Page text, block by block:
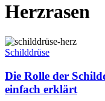
Herzrasen
Die
Rolle
Schilddrüse
für
die
Schilddrüse
Die Rolle der
einfach erklärt